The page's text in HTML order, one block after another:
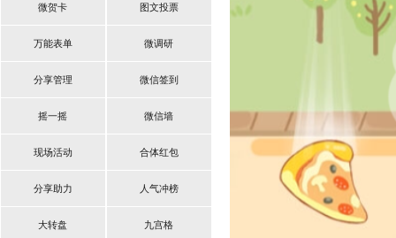
微贺卡 图文投票
万能表单 微调研
分享管理 微信签到
摇一摇 微信墙
现场活动 合体红包
分享助力 人气冲榜
大转盘 九宫格